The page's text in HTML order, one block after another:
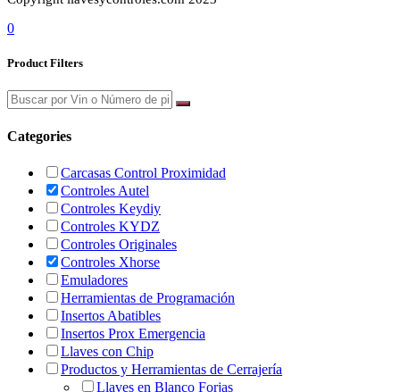
0
Product Filters
Categories
Carcasas Control Proximidad
Controles Autel
Controles Keydiy
Controles KYDZ
Controles Originales
Controles Xhorse
Emuladores
Herramientas de Programación
Insertos Abatibles
Insertos Prox Emergencia
Llaves con Chip
Productos y Herramientas de Cerrajería
Llaves en Blanco Forjas